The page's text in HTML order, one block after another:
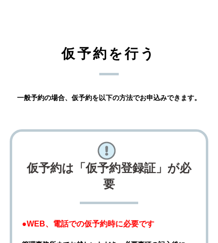
仮予約を行う
一般予約の場合、仮予約を以下の方法でお申込みできます。
仮予約は「仮予約登録証」が必
要
●WEB、電話での仮予約時に必要です